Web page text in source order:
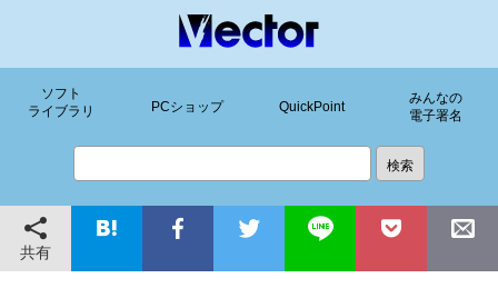
ソフト
ライブラリ
PCショップ QuickPoint
みんなの
電子署名
共有